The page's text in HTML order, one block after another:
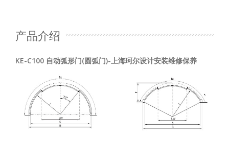
产品介绍
KE-C100 自动弧形门(圆弧门)-上海珂尔设计安装维修保养